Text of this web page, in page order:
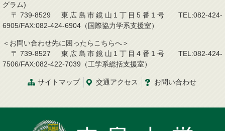
グラム)
〒739-8529 東広島市鏡山1丁目5番1号 TEL:082-424-
6905/FAX:082-424-6904（国際協力学系支援室）
＜お問い合わせ先に困ったらこちらへ＞
〒739-8527 東広島市鏡山1丁目4番1号 TEL:082-424-
7506/FAX:082-422-7039（工学系総括支援室）
サイトマップ 交通アクセス お問い合わせ